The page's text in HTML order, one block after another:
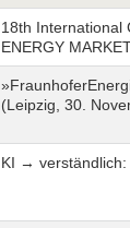
18th International
ENERGY
(Leipzig, 30.
KI → verständlich: